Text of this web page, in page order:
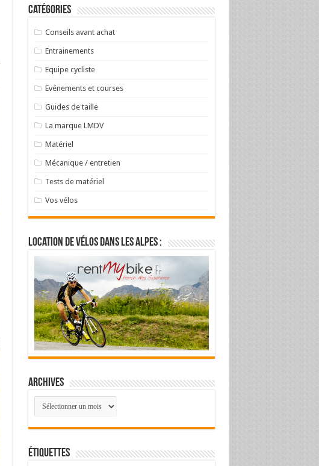
Catégories
Conseils avant achat
Entrainements
Equipe cycliste
Evénements et courses
Guides de taille
La marque LMDV
Matériel
Mécanique / entretien
Tests de matériel
Vos vélos
Location de vélos dans les Alpes :
Archives
Archives
Étiquettes